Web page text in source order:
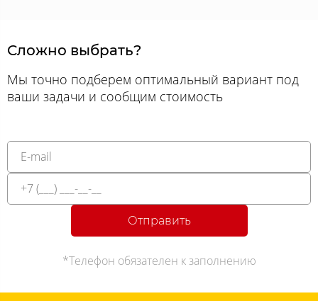
Сложно выбрать?
Мы точно подберем оптимальный вариант под
ваши задачи и сообщим стоимость
Отправить
*Телефон обязателен к заполнению